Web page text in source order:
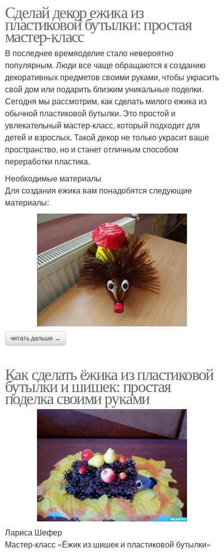
Сделай декор ежика из
пластиковой бутылки: простая
мастер-класс
В последнее времяоделие стало невероятно
популярным. Люди все чаще обращаются к созданию
декоративных предметов своими руками, чтобы украсить
свой дом или подарить близким уникальные поделки.
Сегодня мы рассмотрим, как сделать милого ежика из
обычной пластиковой бутылки. Это простой и
увлекательный мастер-класс, который подходит для
детей и взрослых. Такой декор не только украсит ваше
пространство, но и станет отличным способом
переработки пластика.
Необходимые материалы
Для создания ежика вам понадобятся следующие
материалы:
читать дальше →
Как сделать ёжика из пластиковой
бутылки и шишек: простая
поделка своими руками
Лариса Шефер
Мастер-класс «Ёжик из шишек и пластиковой бутылки»